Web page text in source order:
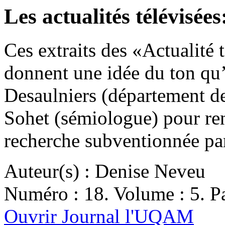
Les actualités
Ces extraits des «Actualité
donnent une idée du ton
Desaulniers (département
Sohet (sémiologue) pour
recherche subventionnée
Auteur(s) : Denise Neveu
Numéro : 18. Volume : 5.
Ouvrir Journal l'UQAM